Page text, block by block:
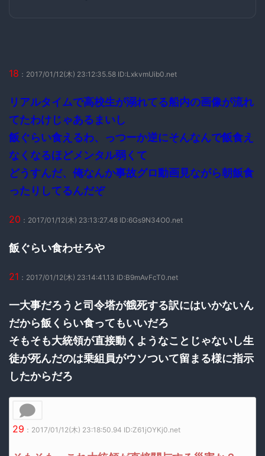
18 ：2017/01/12(木) 23:12:35.58 ID:LxkvmUib0.net
リアルタイムで高校生が溺れてる船内の画像が流れ
てたわけじゃあるまいし
飯ぐらい食えるわ、っつーか逆にそんなんで飯食え
なくなるほどメンタル弱くて
どうすんだ、俺なんか事故グロ動画見ながら朝飯食
ったりしてるんだぞ
20 ：2017/01/12(木) 23:13:27.48 ID:6Gs9N34O0.net
飯ぐらい食わせろや
21 ：2017/01/12(木) 23:14:41.13 ID:B9mAvFcT0.net
一大事だろうと司令塔が餓死する訳にはいかないん
だから飯くらい食ってもいいだろ
そもそも大統領が直接動くようなことじゃないし生
徒が死んだのは乗組員がウソついて留まる様に指示
したからだろ
29 ：2017/01/12(木) 23:18:50.94 ID:Z61jOYKj0.net